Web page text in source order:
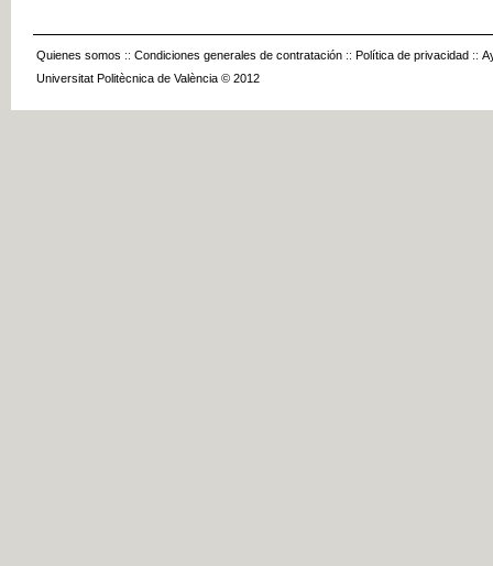
Quienes somos :: Condiciones generales de contratación :: Política de privacidad ::
Universitat Politècnica de València © 2012